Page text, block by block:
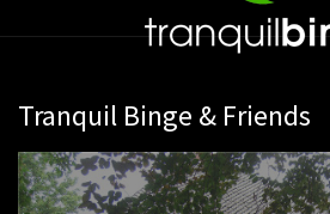
Tranquil Binge & Friends